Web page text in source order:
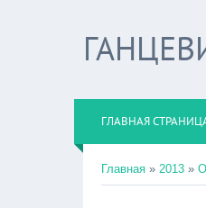
ГЛАВНАЯ
Главная » 2013 »